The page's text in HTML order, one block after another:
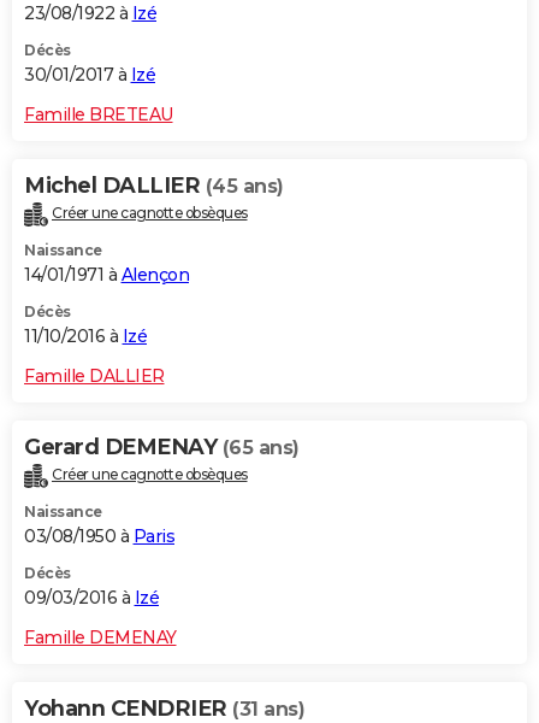
23/08/1922 à Izé
Décès
30/01/2017 à Izé
Famille BRETEAU
Michel DALLIER (45 ans)
Créer une cagnotte obsèques
Naissance
14/01/1971 à Alençon
Décès
11/10/2016 à Izé
Famille DALLIER
Gerard DEMENAY (65 ans)
Créer une cagnotte obsèques
Naissance
03/08/1950 à Paris
Décès
09/03/2016 à Izé
Famille DEMENAY
Yohann CENDRIER (31 ans)